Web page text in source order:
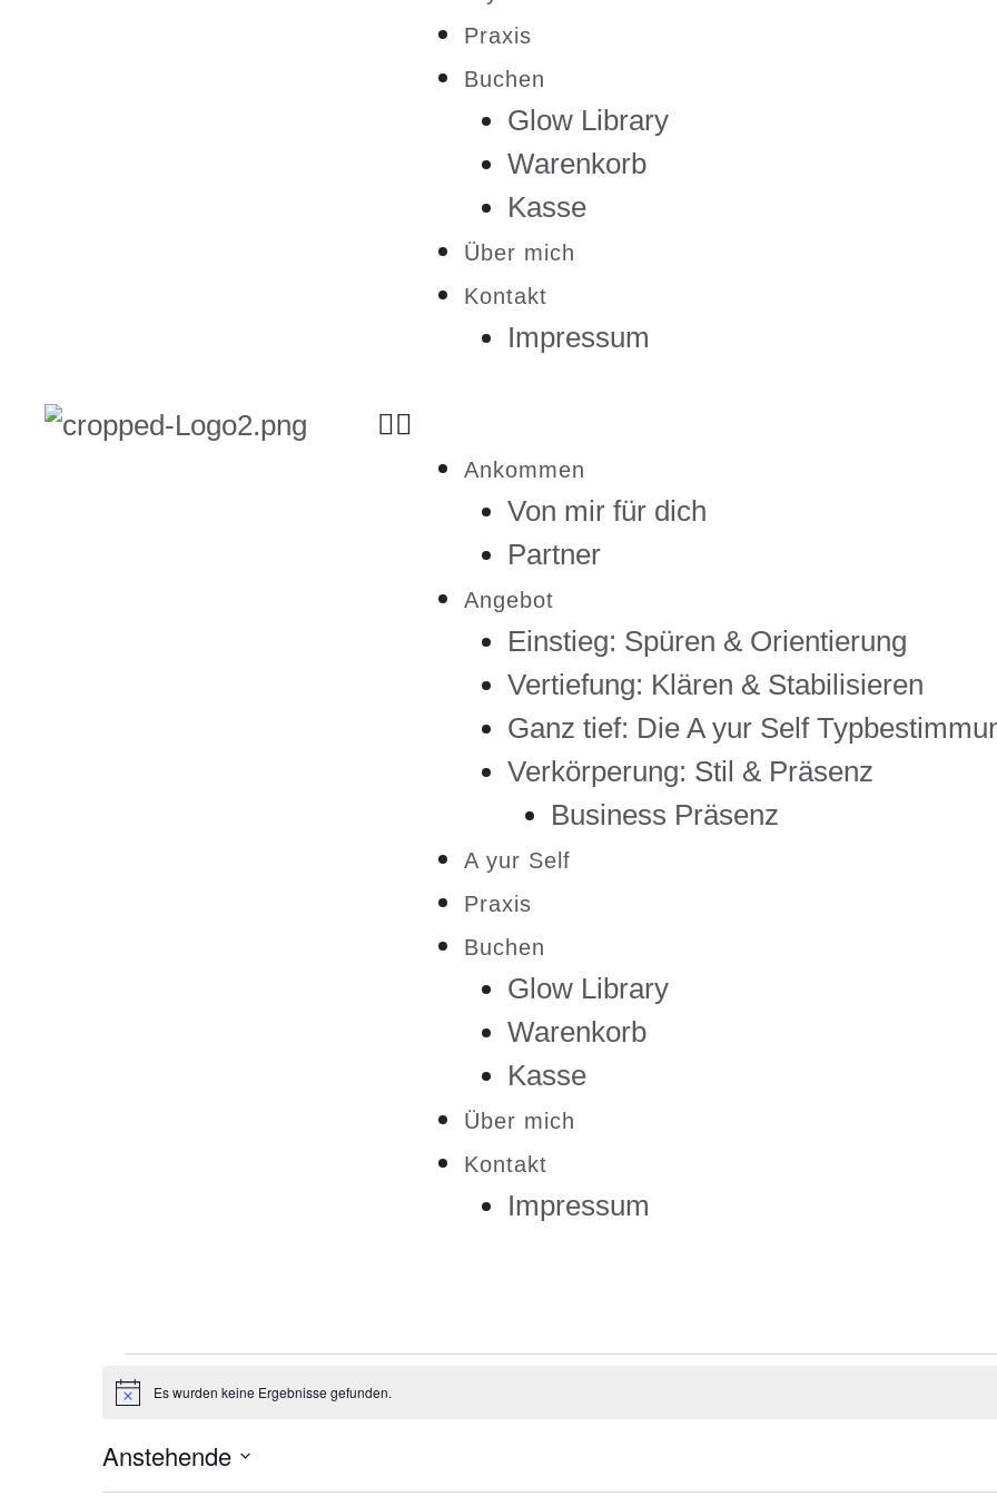
Praxis
Buchen
Glow Library
Warenkorb
Kasse
Über mich
Kontakt
Impressum
Ankommen
Von mir für dich
Partner
Angebot
Einstieg: Spüren & Orientierung
Vertiefung: Klären & Stabilisieren
Ganz tief: Die A yur Self
Verkörperung: Stil & Präsenz
Business Präsenz
A yur Self
Praxis
Buchen
Glow Library
Warenkorb
Kasse
Über mich
Kontakt
Impressum
H
w
e
i
Es wurden keine Ergebnisse gefunden.
Anstehende